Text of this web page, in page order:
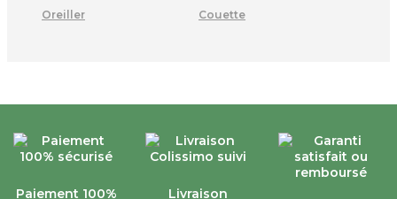
Oreiller Couette
Paiement 100%
Livraison